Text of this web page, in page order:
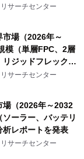
分析レポートを発
サーチセンター
市場（2026年～
模（単層FPC、2層
リジッドフレックス
ートを発表
サーチセンター
場（2026年～2032
ーラー、バッテリ
析レポートを発表
サーチセンター